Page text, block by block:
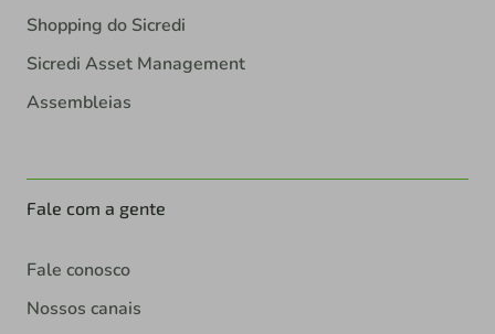
Shopping do Sicredi
Sicredi Asset Management
Assembleias
Fale com a gente
Fale conosco
Nossos canais